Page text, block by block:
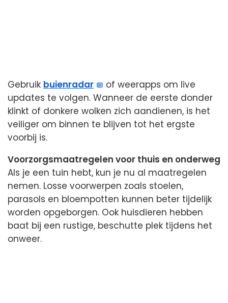
Gebruik buienradar
of weerapps om live
updates te volgen. Wanneer de eerste donder
klinkt of donkere wolken zich aandienen, is het
veiliger om binnen te blijven tot het ergste
voorbij is.
Voorzorgsmaatregelen voor thuis en onderweg
Als je een tuin hebt, kun je nu al maatregelen
nemen. Losse voorwerpen zoals stoelen,
parasols en bloempotten kunnen beter tijdelijk
worden opgeborgen. Ook huisdieren hebben
baat bij een rustige, beschutte plek tijdens het
onweer.